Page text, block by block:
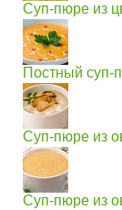
Суп-пюре из
Постный суп-
Суп-пюре из
Суп-пюре из